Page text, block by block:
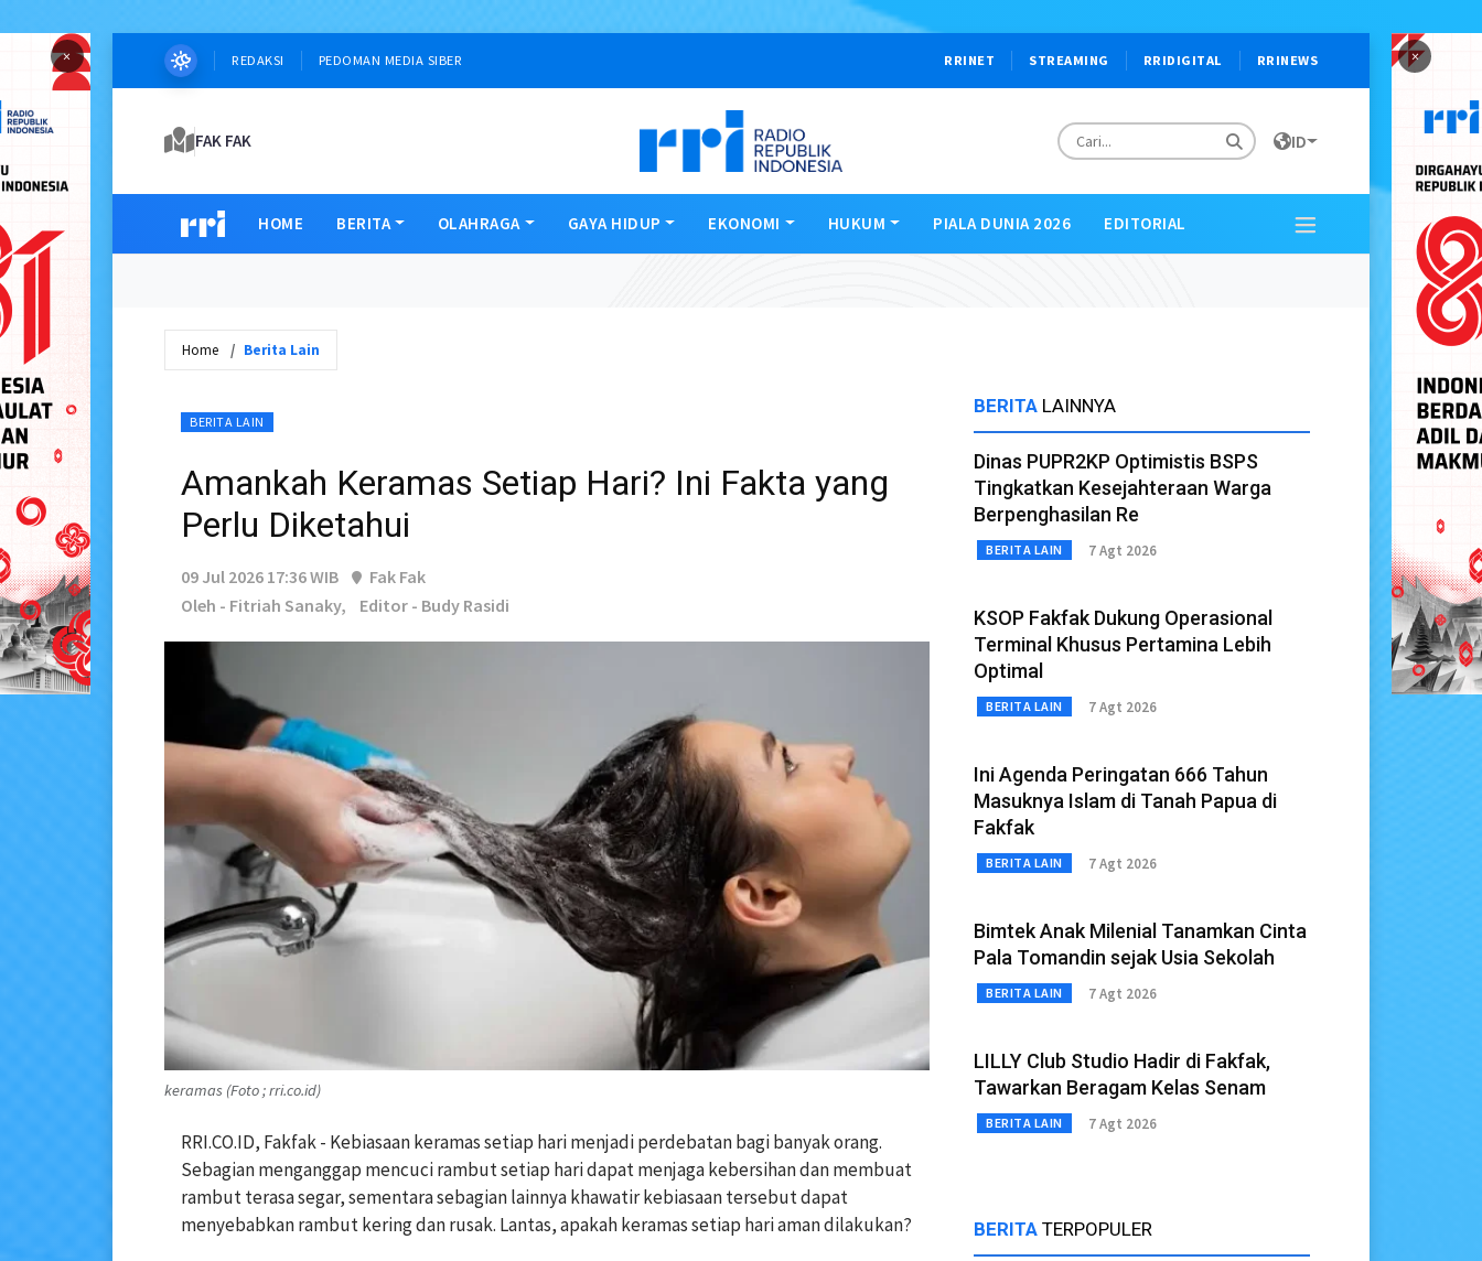
× ×
REDAKSI PEDOMAN MEDIA SIBER RRINET STREAMING RRIDIGITAL RRINEWS
FAK FAK ID
HOME BERITA OLAHRAGA GAYA HIDUP EKONOMI HUKUM PIALA DUNIA 2026 EDITORIAL
Home Berita Lain
BERITA LAIN
Amankah Keramas Setiap Hari? Ini Fakta yang
Perlu Diketahui
09 Jul 2026 17:36 WIB
Fak Fak
Oleh - Fitriah Sanaky,
Editor - Budy Rasidi
keramas (Foto ; rri.co.id)
RRI.CO.ID, Fakfak - Kebiasaan keramas setiap hari menjadi perdebatan bagi banyak orang.
Sebagian menganggap mencuci rambut setiap hari dapat menjaga kebersihan dan membuat
rambut terasa segar, sementara sebagian lainnya khawatir kebiasaan tersebut dapat
menyebabkan rambut kering dan rusak. Lantas, apakah keramas setiap hari aman dilakukan?
BERITA LAINNYA
Dinas PUPR2KP Optimistis BSPS
Tingkatkan Kesejahteraan Warga
Berpenghasilan Re
BERITA LAIN 7 Agt 2026
KSOP Fakfak Dukung Operasional
Terminal Khusus Pertamina Lebih
Optimal
BERITA LAIN 7 Agt 2026
Ini Agenda Peringatan 666 Tahun
Masuknya Islam di Tanah Papua di
Fakfak
BERITA LAIN 7 Agt 2026
Bimtek Anak Milenial Tanamkan Cinta
Pala Tomandin sejak Usia Sekolah
BERITA LAIN 7 Agt 2026
LILLY Club Studio Hadir di Fakfak,
Tawarkan Beragam Kelas Senam
BERITA LAIN 7 Agt 2026
BERITA TERPOPULER